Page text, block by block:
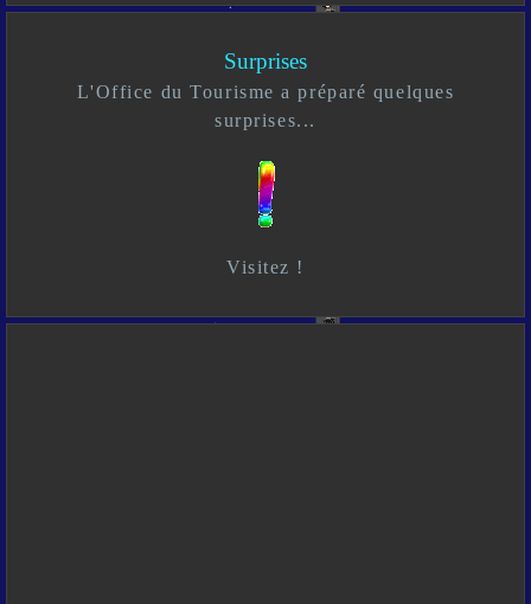
Surprises
L'Office du Tourisme a préparé quelques
surprises...
Visitez !